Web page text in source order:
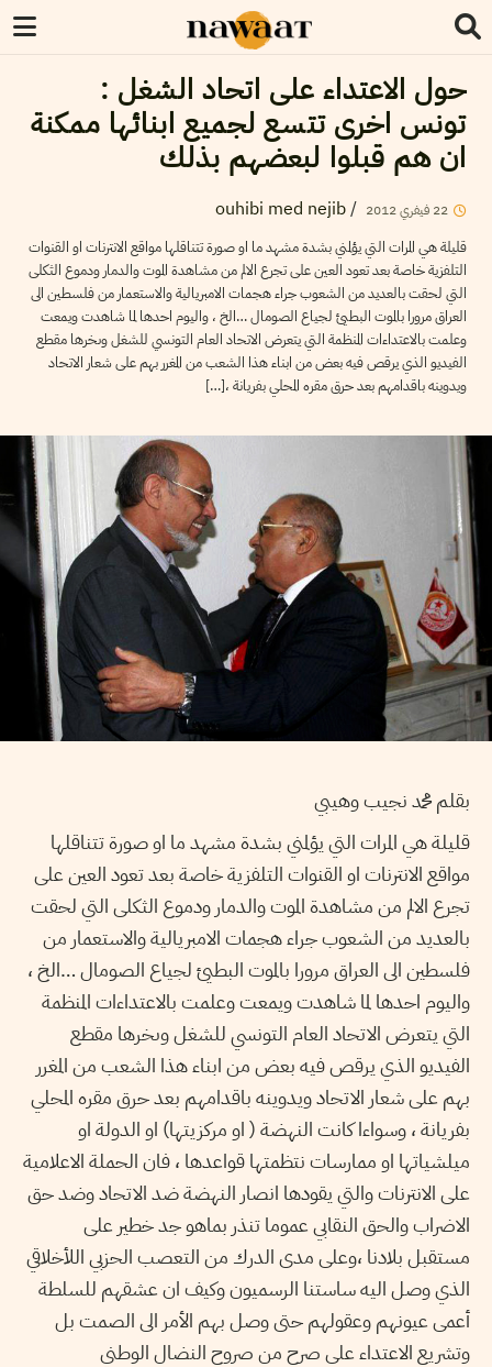
حول الاعتداء على اتحاد الشغل :
تونس اخرى تتسع لجميع ابنائها ممكنة
ان هم قبلوا لبعضهم بذلك
22 فيفري2012
/
ouhibi med nejib
قليلة هي المرات التي يؤلمني بشدة مشهد ما او صورة تتناقلها مواقع الانترنات او القنوات
التلفزية خاصة بعد تعود العين على تجرع الالم من مشاهدة الموت والدمار ودموع الثكلى
التي لحقت بالعديد من الشعوب جراء هجمات الامبريالية والاستعمار من فلسطين الى
العراق مرورا بالموت البطيئ لجياع الصومال …الخ ، واليوم احدها لما شاهدت ويمعت
وعلمت بالاعتداءات المنظمة التي يتعرض الاتحاد العام التونسي للشغل وىخرها مقطع
الفيديو الذي يرقص فيه بعض من ابناء هذا الشعب من المغرر بهم على شعار الاتحاد
ويدوينه باقدامهم بعد حرق مقره المحلي بفريانة ،[…]
بقلم محمد نجيب وهيبي
قليلة هي المرات التي يؤلمني بشدة مشهد ما او صورة تتناقلها
مواقع الانترنات او القنوات التلفزية خاصة بعد تعود العين على
تجرع الالم من مشاهدة الموت والدمار ودموع الثكلى التي لحقت
بالعديد من الشعوب جراء هجمات الامبريالية والاستعمار من
فلسطين الى العراق مرورا بالموت البطيئ لجياع الصومال …الخ ،
واليوم احدها لما شاهدت ويمعت وعلمت بالاعتداءات المنظمة
التي يتعرض الاتحاد العام التونسي للشغل وىخرها مقطع
الفيديو الذي يرقص فيه بعض من ابناء هذا الشعب من المغرر
بهم على شعار الاتحاد ويدوينه باقدامهم بعد حرق مقره المحلي
بفريانة ، وسواءا كانت النهضة ( او مركزيتها) او الدولة او
ميلشياتها او ممارسات نتظمتها قواعدها ، فان الحملة الاعلامية
على الانترنات والتي يقودها انصار النهضة ضد الاتحاد وضد حق
الاضراب والحق النقابي عموما تنذر بماهو جد خطير على
مستقبل بلادنا ،وعلى مدى الدرك من التعصب الحزبي اللأخلاقي
الذي وصل اليه ساستنا الرسميون وكيف ان عشقهم للسلطة
أعمى عيونهم وعقولهم حتى وصل بهم الأمر الى الصمت بل
وتشريع الاعتداء على صرح من صروح النضال الوطني